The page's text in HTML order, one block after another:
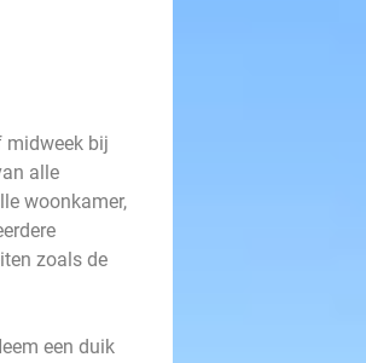
midweek bij
alle
woonkamer,
zoals de
een duik